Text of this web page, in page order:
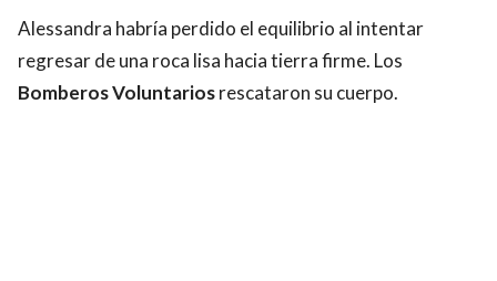
Alessandra habría perdido el equilibrio al intentar
regresar de una roca lisa hacia tierra firme. Los
Bomberos Voluntariosrescataron su cuerpo.